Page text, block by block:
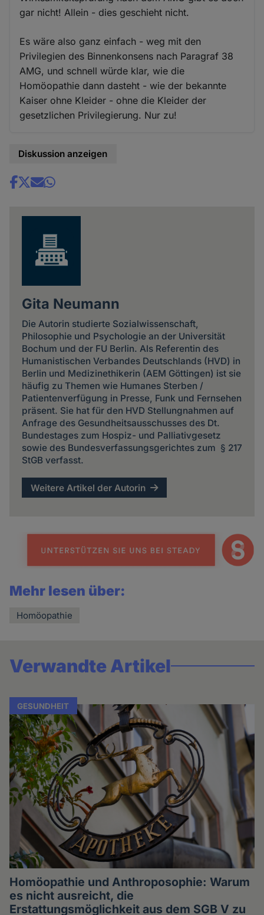
gar nicht! Allein - dies geschieht nicht.
Es wäre also ganz einfach - weg mit den
Privilegien des Binnenkonsens nach Paragraf 38
AMG, und schnell würde klar, wie die
Homöopathie dann dasteht - wie der bekannte
Kaiser ohne Kleider - ohne die Kleider der
gesetzlichen Privilegierung. Nur zu!
Diskussion anzeigen
Share
Gita Neumann
Die Autorin studierte Sozialwissenschaft,
Philosophie und Psychologie an der Universität
Bochum und der FU Berlin. Als Referentin des
Humanistischen Verbandes Deutschlands (HVD) in
Berlin und Medizinethikerin (AEM Göttingen) ist sie
häufig zu Themen wie Humanes Sterben /
Patientenverfügung in Presse, Funk und Fernsehen
präsent. Sie hat für den HVD Stellungnahmen auf
Anfrage des Gesundheitsausschusses des Dt.
Bundestages zum Hospiz- und Palliativgesetz
sowie des Bundesverfassungsgerichtes zum § 217
StGB verfasst.
Weitere Artikel der Autorin
Mehr lesen über:
Homöopathie
Verwandte Artikel
GESUNDHEIT
Homöopathie und Anthroposophie: Warum
es nicht ausreicht, die
Erstattungsmöglichkeit aus dem SGB V zu